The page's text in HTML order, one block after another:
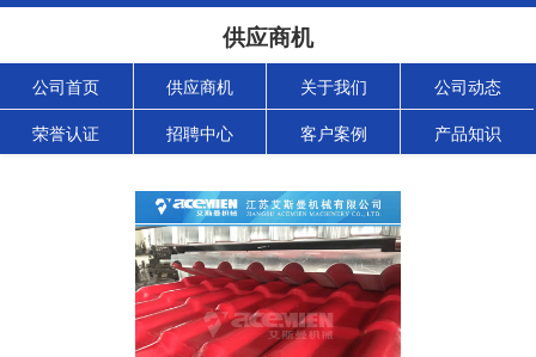
供应商机
公司首页 供应商机 关于我们 公司动态
荣誉认证 招聘中心 客户案例 产品知识